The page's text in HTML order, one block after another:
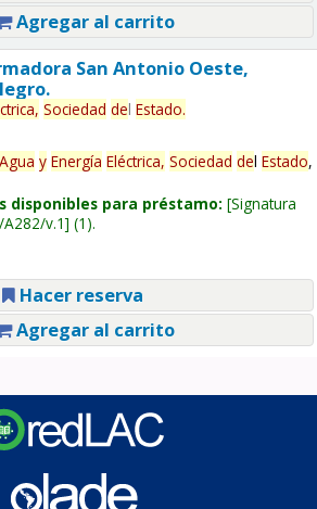
Agregar al carrito
San Antonio Oeste,
Sociedad del Estado.
Agua y Energía Eléctrica, Sociedad del Estado,
disponibles para préstamo: Signatura
v.1 (1).
Hacer reserva
Agregar al carrito